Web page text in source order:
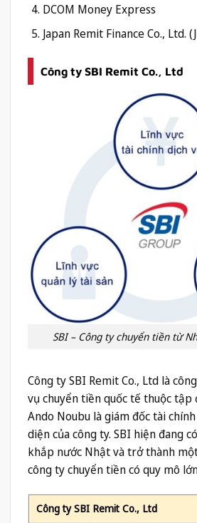
DCOM Money Express
Japan Remit Finance Co., Ltd.
Công ty SBI Remit Co., Ltd
SBI – Công ty chuyển tiền từ
Công ty SBI Remit Co., Ltd là
vụ chuyển tiền quốc tế thuộc tập
Ando Noubu là giám đốc tài
diện của công ty. SBI hiện đang
khắp nước Nhật và trở thành
công ty chuyển tiền có quy mô
Công ty SBI Remit Co., Ltd